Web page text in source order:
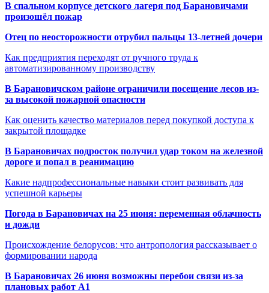
В спальном корпусе детского лагеря под Барановичами
произошёл пожар
Отец по неосторожности отрубил пальцы 13-летней дочери
Как предприятия переходят от ручного труда к
автоматизированному производству
В Барановичском районе ограничили посещение лесов из-
за высокой пожарной опасности
Как оценить качество материалов перед покупкой доступа к
закрытой площадке
В Барановичах подросток получил удар током на железной
дороге и попал в реанимацию
Какие надпрофессиональные навыки стоит развивать для
успешной карьеры
Погода в Барановичах на 25 июня: переменная облачность
и дожди
Происхождение белорусов: что антропология рассказывает о
формировании народа
В Барановичах 26 июня возможны перебои связи из-за
плановых работ A1